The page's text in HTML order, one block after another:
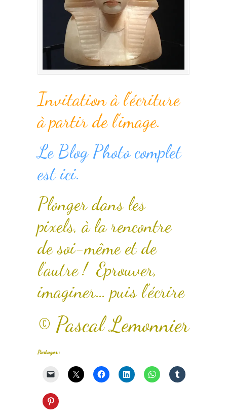
Invitation à l’écriture
à partir de l’image.
Le Blog Photo complet
est ici.
Plonger dans les
pixels, à la rencontre
de soi-même et de
l’autre ! Eprouver,
imaginer… puis l’écrire
© Pascal Lemonnier
Partager :